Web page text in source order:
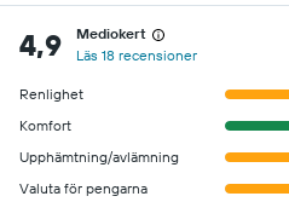
4,9
Mediokert
Läs 18 recensioner
Renlighet
Komfort
Upphämtning/avlämning
Valuta för pengarna